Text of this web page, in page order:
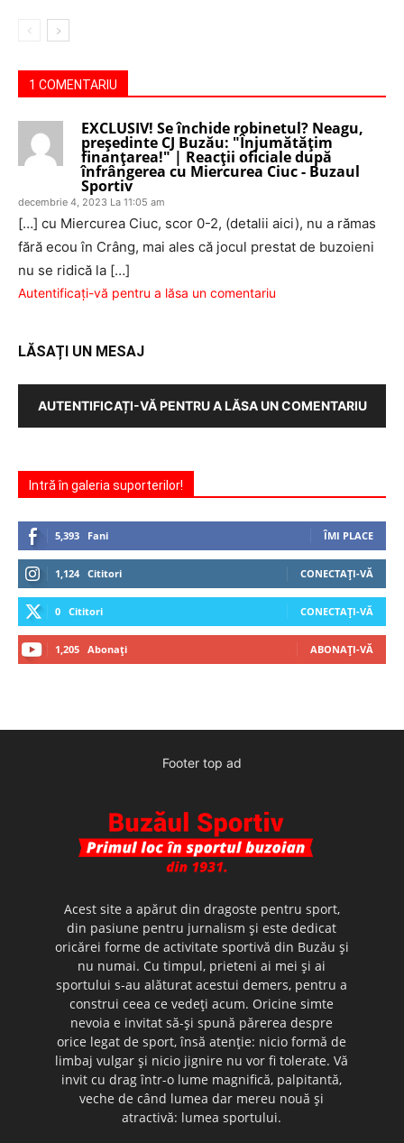
1 COMENTARIU
EXCLUSIV! Se închide robinetul? Neagu,
preşedinte CJ Buzău: "Înjumătăţim
finanţarea!" | Reacţii oficiale după
înfrângerea cu Miercurea Ciuc - Buzaul
Sportiv
decembrie 4, 2023 La 11:05 am
[…] cu Miercurea Ciuc, scor 0-2, (detalii aici), nu a rămas
fără ecou în Crâng, mai ales că jocul prestat de buzoieni
nu se ridică la […]
Autentificați-vă pentru a lăsa un comentariu
LĂSAȚI UN MESAJ
AUTENTIFICAȚI-VĂ PENTRU A LĂSA UN COMENTARIU
Intră în galeria suporterilor!
5,393 Fani ÎMI PLACE
1,124 Cititori CONECTAȚI-VĂ
0 Cititori CONECTAȚI-VĂ
1,205 Abonați ABONAȚI-VĂ
Footer top ad
Acest site a apărut din dragoste pentru sport,
din pasiune pentru jurnalism şi este dedicat
oricărei forme de activitate sportivă din Buzău şi
nu numai. Cu timpul, prieteni ai mei şi ai
sportului s-au alăturat acestui demers, pentru a
construi ceea ce vedeţi acum. Oricine simte
nevoia e invitat să-şi spună părerea despre
orice legat de sport, însă atenţie: nicio formă de
limbaj vulgar şi nicio jignire nu vor fi tolerate. Vă
invit cu drag într-o lume magnifică, palpitantă,
veche de când lumea dar mereu nouă şi
atractivă: lumea sportului.